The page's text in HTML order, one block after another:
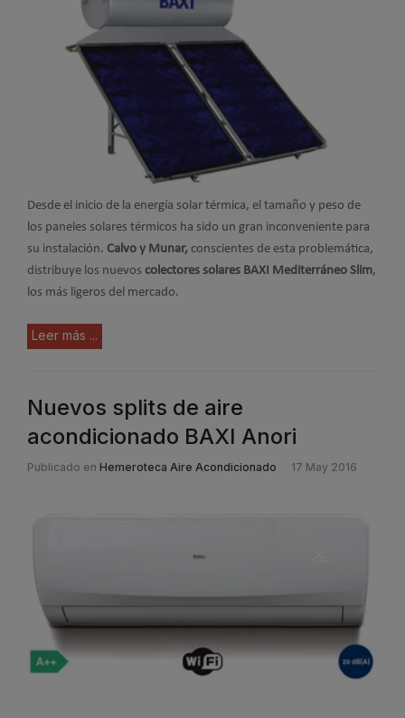
Desde el inicio de la energía solar térmica, el tamaño y peso de
los paneles solares térmicos ha sido un gran inconveniente para
su instalación. Calvo y Munar, conscientes de esta problemática,
distribuye los nuevos colectores solares BAXI Mediterráneo Slim,
los más ligeros del mercado.
Leer más ...
Nuevos splits de aire
acondicionado BAXI Anori
Publicado en Hemeroteca Aire Acondicionado 17 May 2016